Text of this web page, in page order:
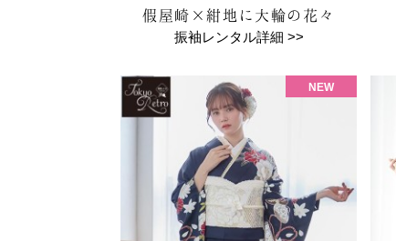
假屋崎×紺地に大輪の花々
振袖レンタル詳細 >>